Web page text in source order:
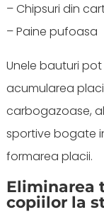
– Chipsuri din
– Paine pufoasa
Unele bauturi
acumularea
carbogazoase,
sportive bogate
formarea placii.
Eliminarea
copiilor la